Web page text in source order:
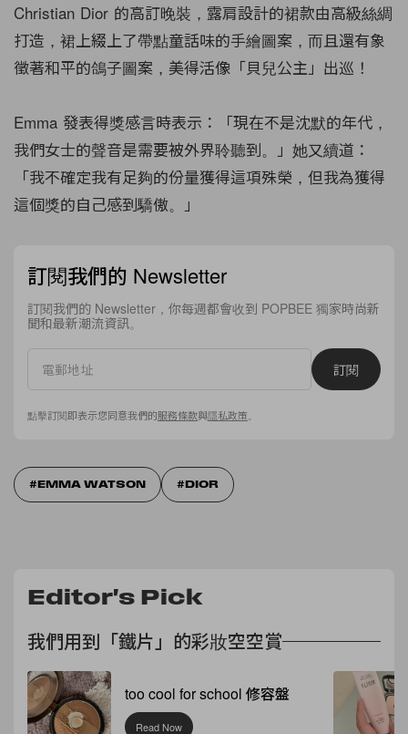
Christian Dior 的高訂晚裝，露肩設計的裙款由高級絲綢
打造，裙上綴上了帶點童話味的手繪圖案，而且還有象
徵著和平的鴿子圖案，美得活像「貝兒公主」出巡！
Emma 發表得獎感言時表示：「現在不是沈默的年代，
我們女士的聲音是需要被外界聆聽到。」她又續道：
「我不確定我有足夠的份量獲得這項殊榮，但我為獲得
這個獎的自己感到驕傲。」
訂閱我們的 Newsletter
訂閱我們的 Newsletter，你每週都會收到 POPBEE 獨家時尚新
聞和最新潮流資訊。
訂閱
點擊訂閱即表示您同意我們的服務條款與隱私政策
EMMA WATSON DIOR
Editor's Pick
我們用到「鐵片」的彩妝空空賞
too cool for school 修容盤
Read Now